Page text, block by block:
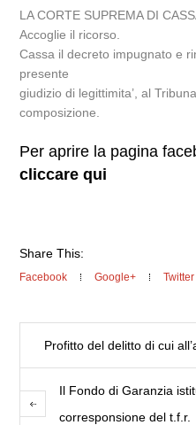
LA CORTE SUPREMA DI
Accoglie il ricorso.
Cassa il decreto impugnato e
presente
giudizio di legittimita’, al
composizione.
Per aprire la pagina
cliccare qui
Share This:
Facebook Google+ Twitter
Profitto del delitto di cui
Il Fondo di Garanzia
corresponsione del t.f.r.